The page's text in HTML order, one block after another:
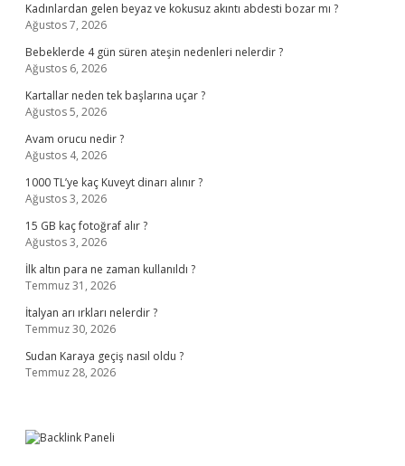
Kadınlardan gelen beyaz ve kokusuz akıntı abdesti bozar mı ?
Ağustos 7, 2026
Bebeklerde 4 gün süren ateşin nedenleri nelerdir ?
Ağustos 6, 2026
Kartallar neden tek başlarına uçar ?
Ağustos 5, 2026
Avam orucu nedir ?
Ağustos 4, 2026
1000 TL’ye kaç Kuveyt dinarı alınır ?
Ağustos 3, 2026
15 GB kaç fotoğraf alır ?
Ağustos 3, 2026
İlk altın para ne zaman kullanıldı ?
Temmuz 31, 2026
İtalyan arı ırkları nelerdir ?
Temmuz 30, 2026
Sudan Karaya geçiş nasıl oldu ?
Temmuz 28, 2026